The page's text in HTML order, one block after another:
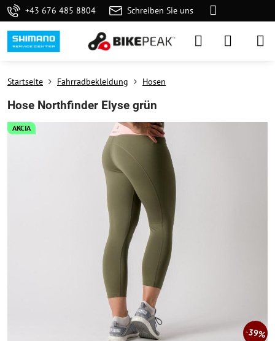
+43 676 485 8804 Schreiben Sie uns
AKCIA
39%
Startseite Fahrradbekleidung Hosen
Hose Northfinder Elyse grün